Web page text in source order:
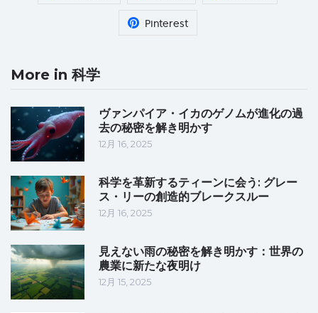
Pinterest
More in 科学
ヴァンパイア・イカのゲノムが進化の過
去の秘密を解き明かす
12月 16, 2025
科学を革新するティーンに会う: グレー
ス・リーの創造的ブレークスルー
12月 16, 2025
見えない雨の秘密を解き明かす：世界の
農業に新たな夜明け
12月 15, 2025